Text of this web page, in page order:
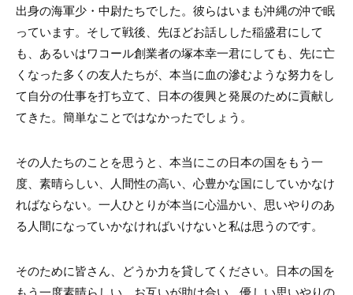
出身の海軍少・中尉たちでした。彼らはいまも沖縄の沖で眠
っています。そして戦後、先ほどお話しした稲盛君にして
も、あるいはワコール創業者の塚本幸一君にしても、先に亡
くなった多くの友人たちが、本当に血の滲むような努力をし
て自分の仕事を打ち立て、日本の復興と発展のために貢献し
てきた。簡単なことではなかったでしょう。
その人たちのことを思うと、本当にこの日本の国をもう一
度、素晴らしい、人間性の高い、心豊かな国にしていかなけ
ればならない。一人ひとりが本当に心温かい、思いやりのあ
る人間になっていかなければいけないと私は思うのです。
そのために皆さん、どうか力を貸してください。日本の国を
もう一度素晴らしい、お互いが助け合い、優しい思いやりの